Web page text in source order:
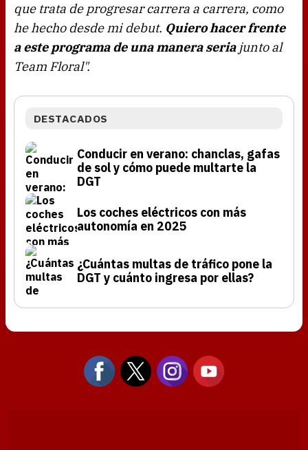
que trata de progresar carrera a carrera, como
he hecho desde mi debut. Quiero hacer frente
a este programa de una manera seriajunto al
Team Floral".
DESTACADOS
Conducir en verano: chanclas, gafas
de sol y cómo puede multarte la
DGT
Los coches eléctricos con más
autonomía en 2025
¿Cuántas multas de tráfico pone la
DGT y cuánto ingresa por ellas?